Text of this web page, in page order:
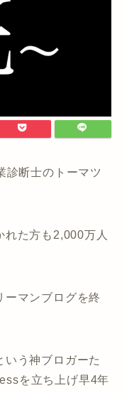
診断士のトーマツ
れた方も2,000万人
ーマンブログを終
いう神ブロガーた
を立ち上げ早4年